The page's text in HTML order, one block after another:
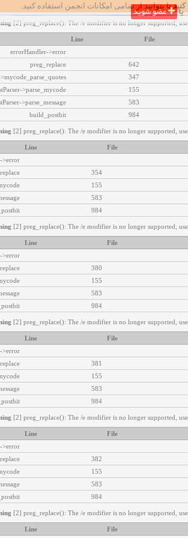
تا بتوانید از تمامی امکانات انجمن استفاده کنید.
[2] preg_replace(): The /e modifier is no longer supported,
File
Line
errorHandler->error
642
preg_replace
347
155
>parse_mycode
583
>parse_message
984
build_postbit
[2] preg_replace(): The /e modifier is no longer supported,
File
Line
>error
354
155
583
984
[2] preg_replace(): The /e modifier is no longer supported,
File
Line
>error
380
155
583
984
[2] preg_replace(): The /e modifier is no longer supported,
File
Line
>error
381
155
583
984
[2] preg_replace(): The /e modifier is no longer supported,
File
Line
>error
382
155
583
984
[2] preg_replace(): The /e modifier is no longer supported,
File
Line
یا عضو شوید